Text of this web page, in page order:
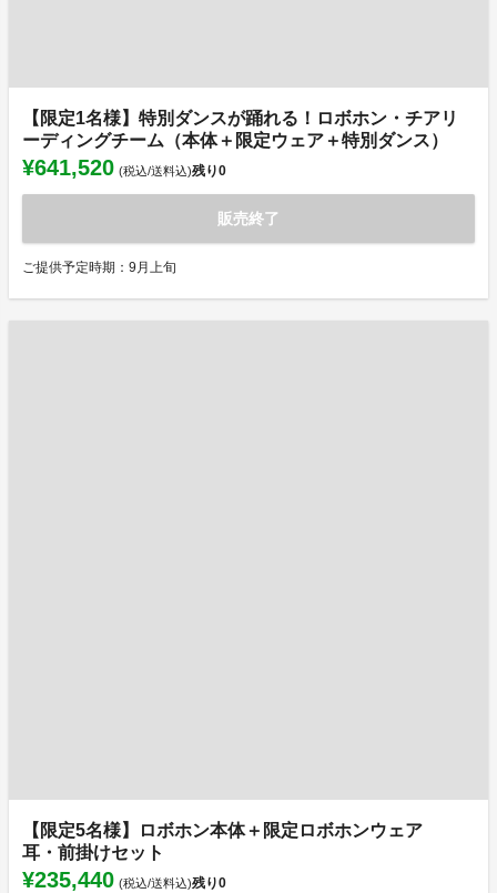
【限定1名様】特別ダンスが踊れる！ロボホン・チアリ
ーディングチーム（本体＋限定ウェア＋特別ダンス）
¥641,520 (税込/送料込)残り0
販売終了
ご提供予定時期：9月上旬
【限定5名様】ロボホン本体＋限定ロボホンウェア
耳・前掛けセット
¥235,440 (税込/送料込)残り0